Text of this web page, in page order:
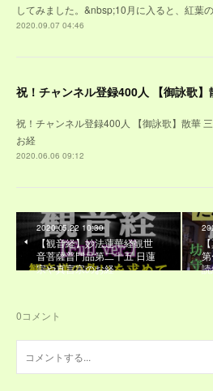
してみました。&nbsp;10月に入ると、紅葉
2020.09.07 04:46
祝！チャンネル登録400人 【御詠歌】散華
お経
2020.06.06 09:12
2020.05.22 10:30
【観音経】妙法蓮華経観世
音菩薩普門品第二十五 日蓮
宗や真言宗のお経
0コメント